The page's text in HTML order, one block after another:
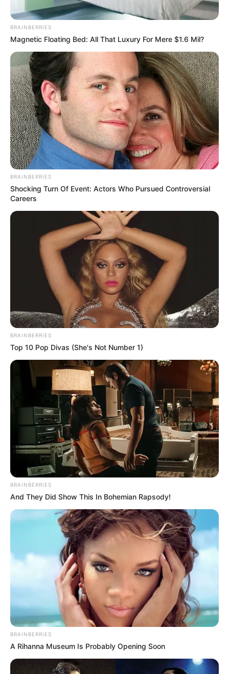
Top 9 Most Controversial 'Late Show' Moments
BRAINBERRIES
46 Years Later, The Blue Lagoon Stars Look
Unrecognizable
BRAINBERRIES
The Massive Snake That's Redefining 'Giant'—
Bigger Than Anacondas
BRAINBERRIES
The Monster Snake That Makes Anacondas Look
Remember This Kick-Ass Star? See His Shocking
Transformation
BRAINBERRIES
Why this ordinary drink is the secret to feeling
your best every day
CTA LOVE
BRAINBERRIES
Magnetic Floating Bed: All That Luxury For Mere $1.6 Mil?
BRAINBERRIES
Shocking Turn Of Event: Actors Who Pursued Controversial
Careers
BRAINBERRIES
Top 10 Pop Divas (She's Not Number 1)
BRAINBERRIES
And They Did Show This In Bohemian Rapsody!
BRAINBERRIES
A Rihanna Museum Is Probably Opening Soon